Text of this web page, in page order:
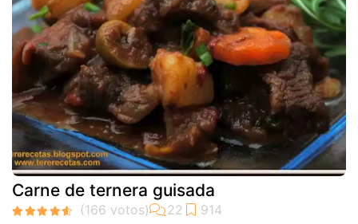
Carne de ternera guisada